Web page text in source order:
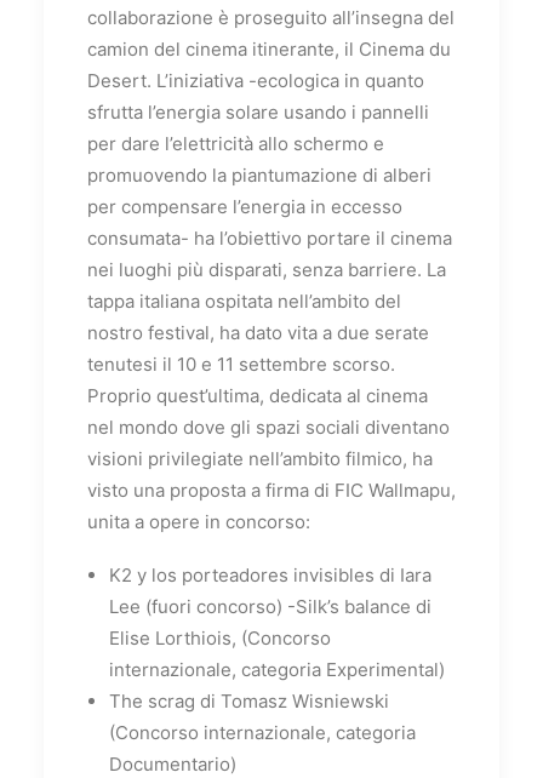
collaborazione è proseguito all’insegna del
camion del cinema itinerante, il Cinema du
Desert. L’iniziativa -ecologica in quanto
sfrutta l’energia solare usando i pannelli
per dare l’elettricità allo schermo e
promuovendo la piantumazione di alberi
per compensare l’energia in eccesso
consumata- ha l’obiettivo portare il cinema
nei luoghi più disparati, senza barriere. La
tappa italiana ospitata nell’ambito del
nostro festival, ha dato vita a due serate
tenutesi il 10 e 11 settembre scorso.
Proprio quest’ultima, dedicata al cinema
nel mondo dove gli spazi sociali diventano
visioni privilegiate nell’ambito filmico, ha
visto una proposta a firma di FIC Wallmapu,
unita a opere in concorso:
K2 y los porteadores invisibles di Iara
Lee (fuori concorso) -Silk’s balance di
Elise Lorthiois, (Concorso
internazionale, categoria Experimental)
The scrag di Tomasz Wisniewski
(Concorso internazionale, categoria
Documentario)